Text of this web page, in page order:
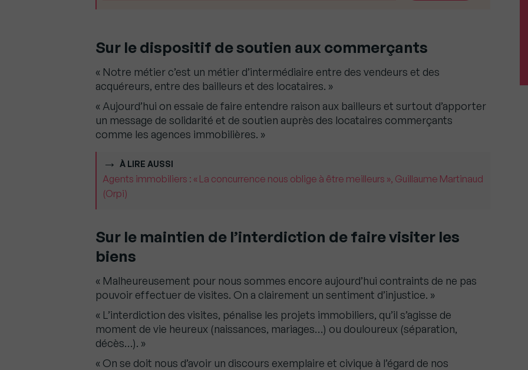
Sur le dispositif de soutien aux commerçants
« Notre métier c’est un métier d’intermédiaire entre des vendeurs et des
acquéreurs, entre des bailleurs et des locataires. »
« Aujourd’hui on essaie de faire entendre raison aux bailleurs et surtout d’apporter
un message de solidarité et de soutien auprès des locataires commerçants
comme les agences immobilières. »
À LIRE AUSSI
Agents immobiliers : « La concurrence nous oblige à être meilleurs », Guillaume Martinaud
(Orpi)
Sur le maintien de l’interdiction de faire visiter les
biens
« Malheureusement pour nous sommes encore aujourd’hui contraints de ne pas
pouvoir effectuer de visites. On a clairement un sentiment d’injustice. »
« L’interdiction des visites, pénalise les projets immobiliers, qu’il s’agisse de
moment de vie heureux (naissances, mariages…) ou douloureux (séparation,
décès…). »
« On se doit nous d’avoir un discours exemplaire et civique à l’égard de nos